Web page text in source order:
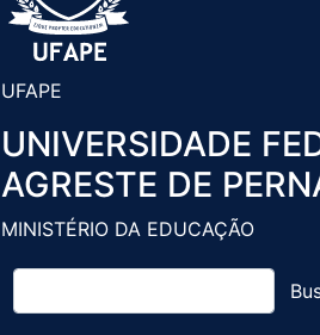
UFAPE
UNIVERSIDADE
AGRESTE DE
MINISTÉRIO DA EDUCAÇÃO